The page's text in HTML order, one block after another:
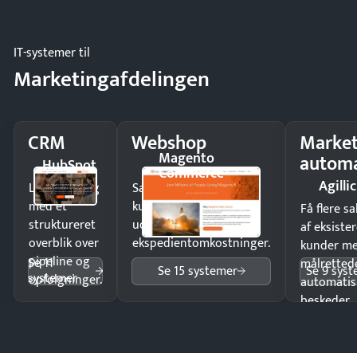
IT-systemer til
Marketingafdelingen
CRM
HubSpot
Luk flere salg
med et
struktureret
overblik over
pipeline og
opfølgninger.
Se 11
systemer
Webshop
Magento
Commerce
Sælg produkter 24/7 til
kunder i hele landet
uden
ekspedientomkostninger.
Se 15 systemer
Agillic
Få flere
af
kunder
beskeder.
Se 9